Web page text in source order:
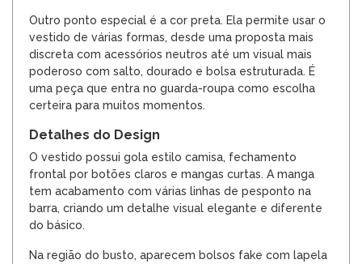
Outro ponto especial é a cor preta. Ela permite usar o
vestido de várias formas, desde uma proposta mais
discreta com acessórios neutros até um visual mais
poderoso com salto, dourado e bolsa estruturada. É
uma peça que entra no guarda-roupa como escolha
certeira para muitos momentos.
Detalhes do Design
O vestido possui gola estilo camisa, fechamento
frontal por botões claros e mangas curtas. A manga
tem acabamento com várias linhas de pesponto na
barra, criando um detalhe visual elegante e diferente
do básico.
Na região do busto, aparecem bolsos fake com lapela